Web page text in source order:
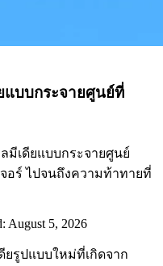
แบบกระจายศูนย์ที่
มีเดียแบบกระจายศูนย์
จอร์ ไปจนถึงความท้าทายที่
August 5, 2026
ยรูปแบบใหม่ที่เกิดจาก